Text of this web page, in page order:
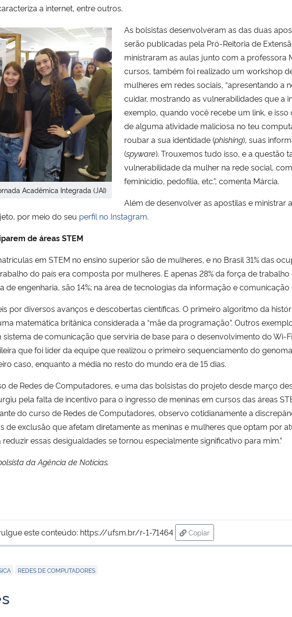
a internet, entre outros.
Acadêmica Integrada (JAI)
As bolsistas desenvolveram as das duas
serão publicadas pela Pró-Reitoria de
ministraram as aulas junto com a professora
cursos, também foi realizado um workshop
mulheres em redes sociais, “apresentando a
cuidar, mostrando as vulnerabilidades que a
exemplo, quando você recebe um link, e isso
de alguma atividade maliciosa no teu
roubar a sua identidade (phishing), suas
(spyware). Trouxemos tudo isso, e a questão
vulnerabilidade da mulher na rede social,
feminicídio, pedofilia, etc.”, comenta Márcia.
Além de desenvolver as apostilas e ministrar
por meio do seu perfil no Instagram.
de áreas STEM
em STEM no ensino superior são de mulheres, e no Brasil 31% das
do país era composta por mulheres. E apenas 28% da força de trabalho
engenharia, são 14%; na área de tecnologias da informação e comunicação
por diversos avanços e descobertas científicas. O primeiro algoritmo da
matemática britânica considerada a “mãe da programação”. Outros
de comunicação que serviria de base para o desenvolvimento do Wi-
que foi líder da equipe que realizou o primeiro sequenciamento do
caso, enquanto a média no resto do mundo era de 15 dias.
de Redes de Computadores, e uma das bolsistas do projeto desde março
pela falta de incentivo para o ingresso de meninas em cursos das áreas
do curso de Redes de Computadores, observo cotidianamente a
de exclusão que afetam diretamente as meninas e mulheres que optam por
essas desigualdades se tornou especialmente significativo para mim.”
da Agência de Notícias.
este conteúdo: https://ufsm.br/r-1-71464
Copiar
para área de transferência
REDES DE COMPUTADORES